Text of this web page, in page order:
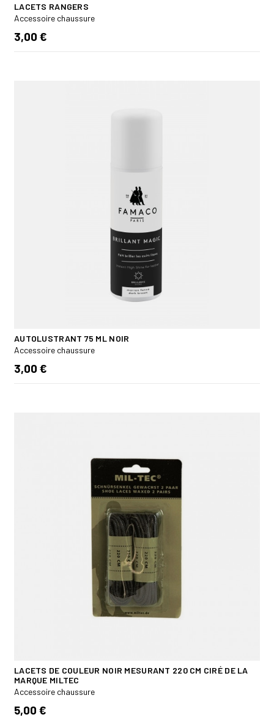
LACETS RANGERS
Accessoire chaussure
3,00 €
AUTOLUSTRANT 75 ML NOIR
Accessoire chaussure
3,00 €
LACETS DE COULEUR NOIR MESURANT 220 CM CIRÉ DE LA
MARQUE MILTEC
Accessoire chaussure
5,00 €